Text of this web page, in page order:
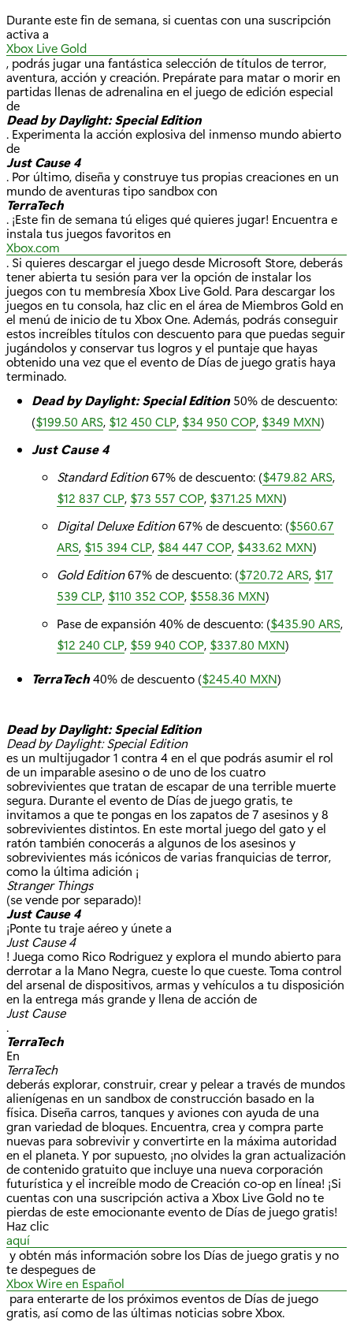
Durante este fin de semana, si cuentas con una suscripción
activa a
Xbox Live Gold
, podrás jugar una fantástica selección de títulos de terror,
aventura, acción y creación. Prepárate para matar o morir en
partidas llenas de adrenalina en el juego de edición especial
de
Dead by Daylight: Special Edition
. Experimenta la acción explosiva del inmenso mundo abierto
de
Just Cause 4
. Por último, diseña y construye tus propias creaciones en un
mundo de aventuras tipo sandbox con
TerraTech
. ¡Este fin de semana tú eliges qué quieres jugar! Encuentra e
instala tus juegos favoritos en
Xbox.com
. Si quieres descargar el juego desde Microsoft Store, deberás
tener abierta tu sesión para ver la opción de instalar los
juegos con tu membresía Xbox Live Gold. Para descargar los
juegos en tu consola, haz clic en el área de Miembros Gold en
el menú de inicio de tu Xbox One. Además, podrás conseguir
estos increíbles títulos con descuento para que puedas seguir
jugándolos y conservar tus logros y el puntaje que hayas
obtenido una vez que el evento de Días de juego gratis haya
terminado.
Dead by Daylight: Special Edition50% de descuento:
($199.50 ARS, $12 450 CLP, $34 950 COP, $349 MXN)
Just Cause 4
Standard Edition67% de descuento: ($479.82 ARS,
$12 837 CLP, $73 557 COP, $371.25 MXN)
Digital Deluxe Edition67% de descuento: ($560.67
ARS, $15 394 CLP, $84 447 COP, $433.62 MXN)
Gold Edition67% de descuento: ($720.72 ARS, $17
539 CLP, $110 352 COP, $558.36 MXN)
Pase de expansión 40% de descuento: ($435.90 ARS,
$12 240 CLP, $59 940 COP, $337.80 MXN)
TerraTech40% de descuento ($245.40 MXN)
Dead by Daylight: Special Edition
Dead by Daylight: Special Edition
es un multijugador 1 contra 4 en el que podrás asumir el rol
de un imparable asesino o de uno de los cuatro
sobrevivientes que tratan de escapar de una terrible muerte
segura. Durante el evento de Días de juego gratis, te
invitamos a que te pongas en los zapatos de 7 asesinos y 8
sobrevivientes distintos. En este mortal juego del gato y el
ratón también conocerás a algunos de los asesinos y
sobrevivientes más icónicos de varias franquicias de terror,
como la última adición ¡
Stranger Things
(se vende por separado)!
Just Cause 4
¡Ponte tu traje aéreo y únete a
Just Cause 4
! Juega como Rico Rodriguez y explora el mundo abierto para
derrotar a la Mano Negra, cueste lo que cueste. Toma control
del arsenal de dispositivos, armas y vehículos a tu disposición
en la entrega más grande y llena de acción de
Just Cause
.
TerraTech
En
TerraTech
deberás explorar, construir, crear y pelear a través de mundos
alienígenas en un sandbox de construcción basado en la
física. Diseña carros, tanques y aviones con ayuda de una
gran variedad de bloques. Encuentra, crea y compra parte
nuevas para sobrevivir y convertirte en la máxima autoridad
en el planeta. Y por supuesto, ¡no olvides la gran actualización
de contenido gratuito que incluye una nueva corporación
futurística y el increíble modo de Creación co-op en línea! ¡Si
cuentas con una suscripción activa a Xbox Live Gold no te
pierdas de este emocionante evento de Días de juego gratis!
Haz clic
aquí
y obtén más información sobre los Días de juego gratis y no
te despegues de
Xbox Wire en Español
para enterarte de los próximos eventos de Días de juego
gratis, así como de las últimas noticias sobre Xbox.